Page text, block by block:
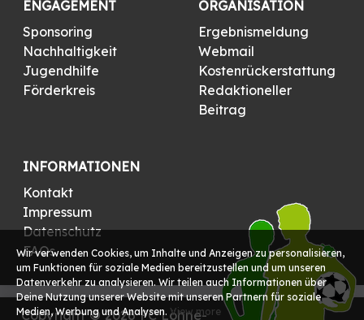
ENGAGEMENT
Sponsoring
Nachhaltigkeit
Jugendhilfe
Förderkreis
ORGANISATION
Ergebnismeldung
Webmail
Kostenrückerstattung
Redaktioneller
Beitrag
INFORMATIONEN
Kontakt
Impressum
Datenschutz
FAQs
Copyright © 2026 FC Löhne-
Wir verwenden Cookies, um Inhalte und Anzeigen zu personalisieren,
um Funktionen für soziale Medien bereitzustellen und um unseren
Datenverkehr zu analysieren. Wir teilen auch Informationen über
Deine Nutzung unserer Website mit unseren Partnern für soziale
Medien, Werbung und Analysen. View more